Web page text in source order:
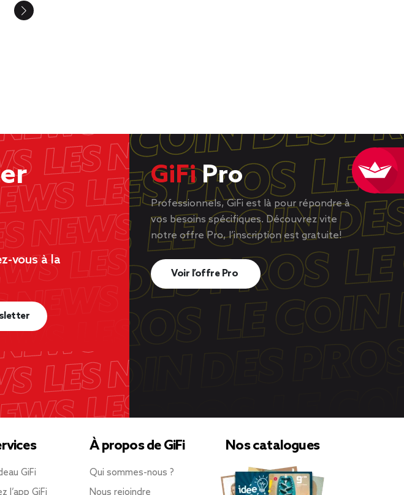
vous à la
GiFiPro
Professionnels, GiFi est là pour répondre à
vos besoins spécifiques. Découvrez vite
notre offre Pro, l’inscription est gratuite!
Voir l’offre Pro
GiFi
l’app GiFi
À propos de GiFi
Qui sommes-nous ?
Nous rejoindre
Nos catalogues